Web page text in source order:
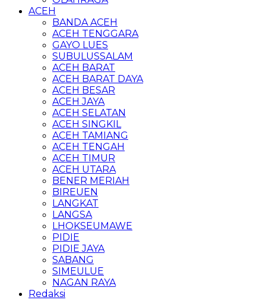
ACEH
BANDA ACEH
ACEH TENGGARA
GAYO LUES
SUBULUSSALAM
ACEH BARAT
ACEH BARAT DAYA
ACEH BESAR
ACEH JAYA
ACEH SELATAN
ACEH SINGKIL
ACEH TAMIANG
ACEH TENGAH
ACEH TIMUR
ACEH UTARA
BENER MERIAH
BIREUEN
LANGKAT
LANGSA
LHOKSEUMAWE
PIDIE
PIDIE JAYA
SABANG
SIMEULUE
NAGAN RAYA
Redaksi